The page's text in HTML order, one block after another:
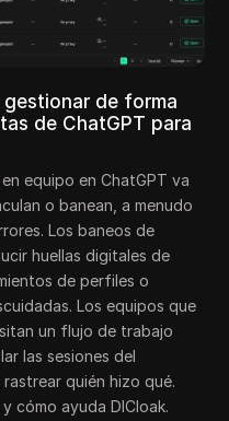
de forma
de ChatGPT para
equipo en ChatGPT va
o banean, a menudo
Los baneos de
huellas digitales de
de perfiles o
Los equipos que
un flujo de trabajo
las sesiones del
quién hizo qué.
cómo ayuda DICloak.